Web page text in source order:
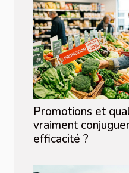
Promotions et
vraiment
efficacité ?